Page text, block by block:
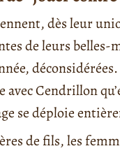
dès leur
de leurs belles-
déconsidérées.
avec Cendrillon
se déploie
de fils, les